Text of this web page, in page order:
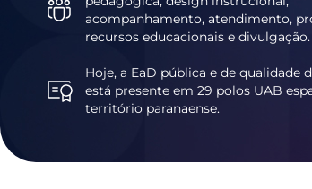
acompanhamento, atendimento,
recursos educacionais e divulgação.
Hoje, a EaD pública e de qualidade
está presente em 29 polos UAB
território paranaense.